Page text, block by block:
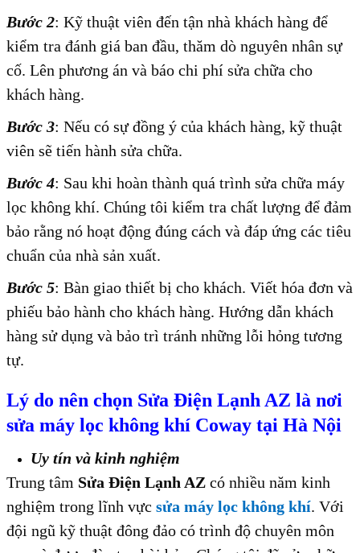
Bước 2: Kỹ thuật viên đến tận nhà khách hàng để
kiểm tra đánh giá ban đầu, thăm dò nguyên nhân sự
cố. Lên phương án và báo chi phí sửa chữa cho
khách hàng.
Bước 3: Nếu có sự đồng ý của khách hàng, kỹ thuật
viên sẽ tiến hành sửa chữa.
Bước 4: Sau khi hoàn thành quá trình sửa chữa máy
lọc không khí. Chúng tôi kiểm tra chất lượng để đảm
bảo rằng nó hoạt động đúng cách và đáp ứng các tiêu
chuẩn của nhà sản xuất.
Bước 5: Bàn giao thiết bị cho khách. Viết hóa đơn và
phiếu bảo hành cho khách hàng. Hướng dẫn khách
hàng sử dụng và bảo trì tránh những lỗi hỏng tương
tự.
Lý do nên chọn Sửa Điện Lạnh AZ là nơi
sửa máy lọc không khí Coway tại Hà Nội
Uy tín và kinh nghiệm
Trung tâm Sửa Điện Lạnh AZ có nhiều năm kinh
nghiệm trong lĩnh vực sửa máy lọc không khí. Với
đội ngũ kỹ thuật đông đảo có trình độ chuyên môn